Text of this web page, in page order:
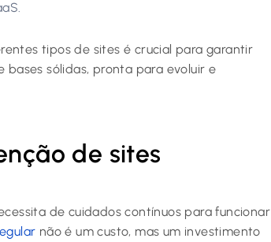
tipos de sites é crucial para garantir
bases sólidas, pronta para evoluir e
de sites
de cuidados contínuos para funcionar
não é um custo, mas um investimento